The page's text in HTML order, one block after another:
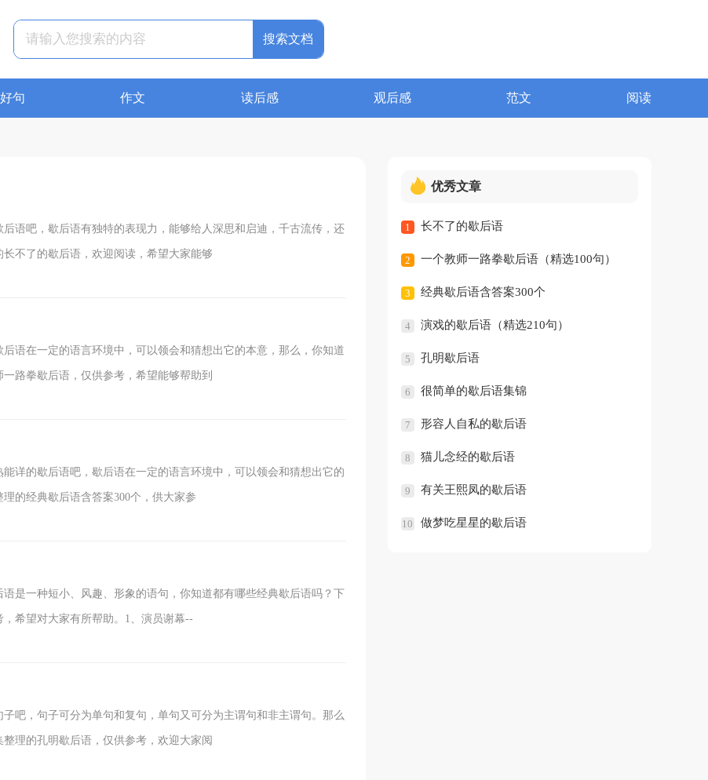
搜索文档
好句 作文 读后感 观后感 范文 阅读
语吧，歇后语有独特的表现力，能够给人深思和启迪，千古流传，还
不了的歇后语，欢迎阅读，希望大家能够
语在一定的语言环境中，可以领会和猜想出它的本意，那么，你知道
路拳歇后语，仅供参考，希望能够帮助到
详的歇后语吧，歇后语在一定的语言环境中，可以领会和猜想出它的
的经典歇后语含答案300个，供大家参
是一种短小、风趣、形象的语句，你知道都有哪些经典歇后语吗？下
希望对大家有所帮助。1、演员谢幕--
吧，句子可分为单句和复句，单句又可分为主谓句和非主谓句。那么
理的孔明歇后语，仅供参考，欢迎大家阅
优秀文章
1 长不了的歇后语
2 一个教师一路拳歇后语（精选100句）
3 经典歇后语含答案300个
4 演戏的歇后语（精选210句）
5 孔明歇后语
6 很简单的歇后语集锦
7 形容人自私的歇后语
8 猫儿念经的歇后语
9 有关王熙凤的歇后语
10 做梦吃星星的歇后语